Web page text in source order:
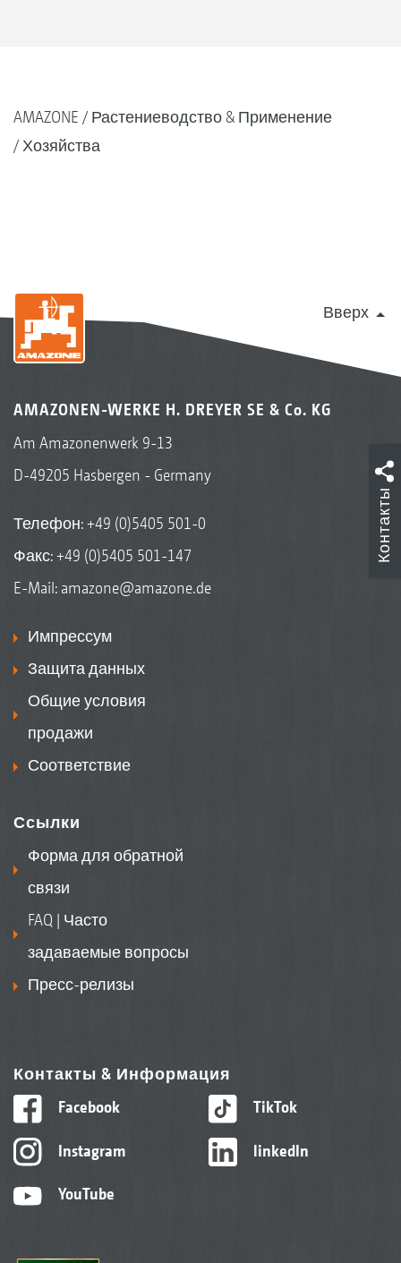
AMAZONE
Растениеводство & Применение
Хозяйства
Вверх
AMAZONEN-WERKE H. DREYER SE & Co. KG
Am Amazonenwerk 9-13
D-49205 Hasbergen - Germany
Телефон:+49 (0)5405 501-0
Факс: +49 (0)5405 501-147
E-Mail: amazone@amazone.de
Импрессум
Защита данных
Общие условия
продажи
Соответствие
Ссылки
Форма для обратной
связи
FAQ | Часто
задаваемые вопросы
Пресс-релизы
Контакты & Информация
Facebook
Instagram
YouTube
TikTok
linkedIn
Контакты